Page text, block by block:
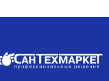
280.00 р..